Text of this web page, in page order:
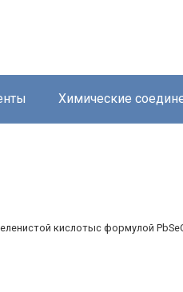
Химические
кислотыс формулой